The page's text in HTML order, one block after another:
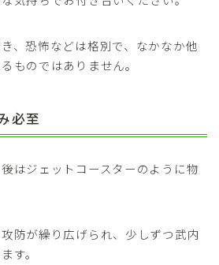
、恐怖などは格別で、なかなか他
ものではありません。
必至
はジェットコースターのように物
防が繰り広げられ、少しずつ武内
す。